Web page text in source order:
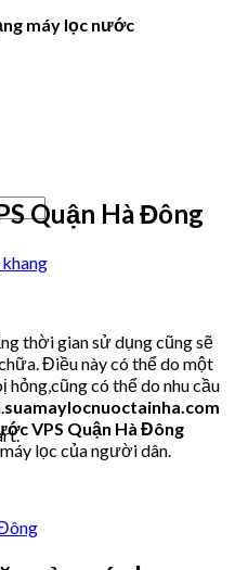
máy lọc nước
Quận Hà Đông
thời gian sử dụng cũng sẽ
Điều này có thể do một
có thể do nhu cầu
suamaylocnuoctainha.com
VPS Quận Hà Đông
lọc của người dân.